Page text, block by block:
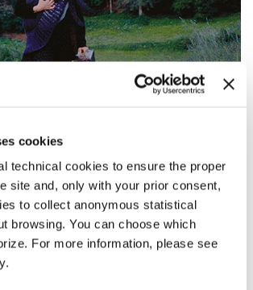
cookies
technical cookies to ensure the proper
site and, only with your prior consent,
to collect anonymous statistical
browsing. You can choose which
For more information, please see